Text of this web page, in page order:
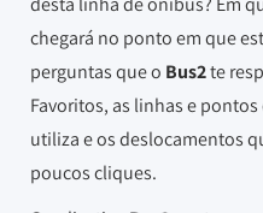
chegará no ponto em que
perguntas que o Bus2te
Favoritos, as linhas e
utiliza e os deslocamentos
poucos cliques.